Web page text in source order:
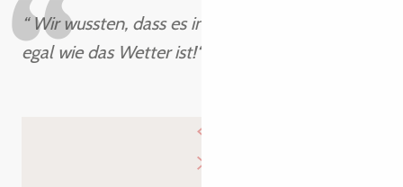
“ Wir wussten, dass es immer etwas zu tun gibt,
egal wie das Wetter ist!“